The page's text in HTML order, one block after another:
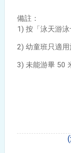
備註：
1) 按「泳天游
2) 幼童班只適
3) 未能游畢 50